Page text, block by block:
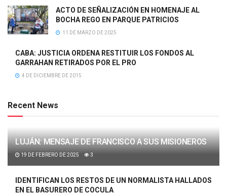
ACTO DE SEÑALIZACIÓN EN HOMENAJE AL
BOCHA REGO EN PARQUE PATRICIOS
11 DE MARZO DE 2025
CABA: JUSTICIA ORDENA RESTITUIR LOS FONDOS AL
GARRAHAN RETIRADOS POR EL PRO
4 DE DICIEMBRE DE 2015
Recent News
LUJÁN: MENSAJE DE FRANCISCO A SUS MISIONEROS
19 DE FEBRERO DE 2025 3
IDENTIFICAN LOS RESTOS DE UN NORMALISTA HALLADOS
EN EL BASURERO DE COCULA